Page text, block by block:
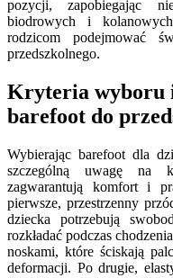
pozycji, zapobiegając
biodrowych i
rodzicom podejmować
przedszkolnego.
Kryteria wyboru
barefoot do
Wybierając barefoot dla
szczególną uwagę na
zagwarantują komfort i
pierwsze, przestrzenny
dziecka potrzebują
rozkładać podczas
noskami, które ściskają
deformacji. Po drugie,